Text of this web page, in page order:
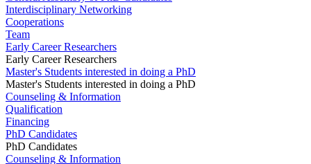
Interdisciplinary Networking
Cooperations
Team
Early Career Researchers
Early Career Researchers
Master's Students interested in doing a PhD
Master's Students interested in doing a PhD
Counseling & Information
Qualification
Financing
PhD Candidates
PhD Candidates
Counseling & Information